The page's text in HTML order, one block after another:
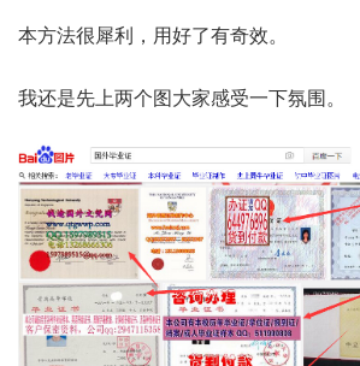
本方法很犀利，用好了有奇效。
我还是先上两个图大家感受一下氛围。